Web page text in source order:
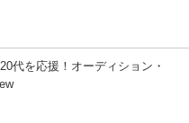
代を応援！オーディション・